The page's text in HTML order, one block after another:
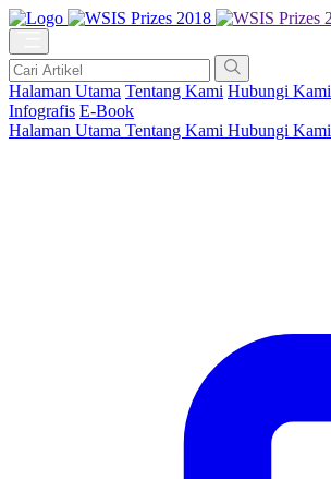
Halaman Utama Tentang Kami Hubungi Kami
Infografis E-Book
Halaman Utama Tentang Kami Hubungi Kami